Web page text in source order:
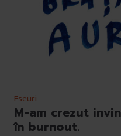
Eseuri
M-am crezut
în burnout.